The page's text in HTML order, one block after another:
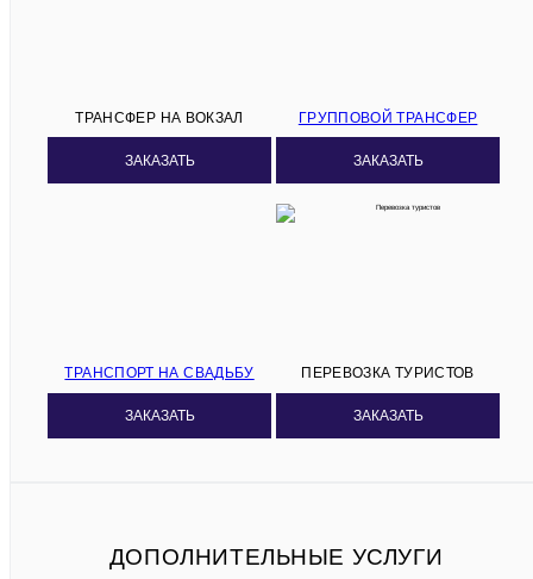
ТРАНСФЕР НА ВОКЗАЛ
ЗАКАЗАТЬ
ГРУППОВОЙ ТРАНСФЕР
ЗАКАЗАТЬ
ТРАНСПОРТ НА СВАДЬБУ
ЗАКАЗАТЬ
ПЕРЕВОЗКА ТУРИСТОВ
ЗАКАЗАТЬ
ДОПОЛНИТЕЛЬНЫЕ УСЛУГИ